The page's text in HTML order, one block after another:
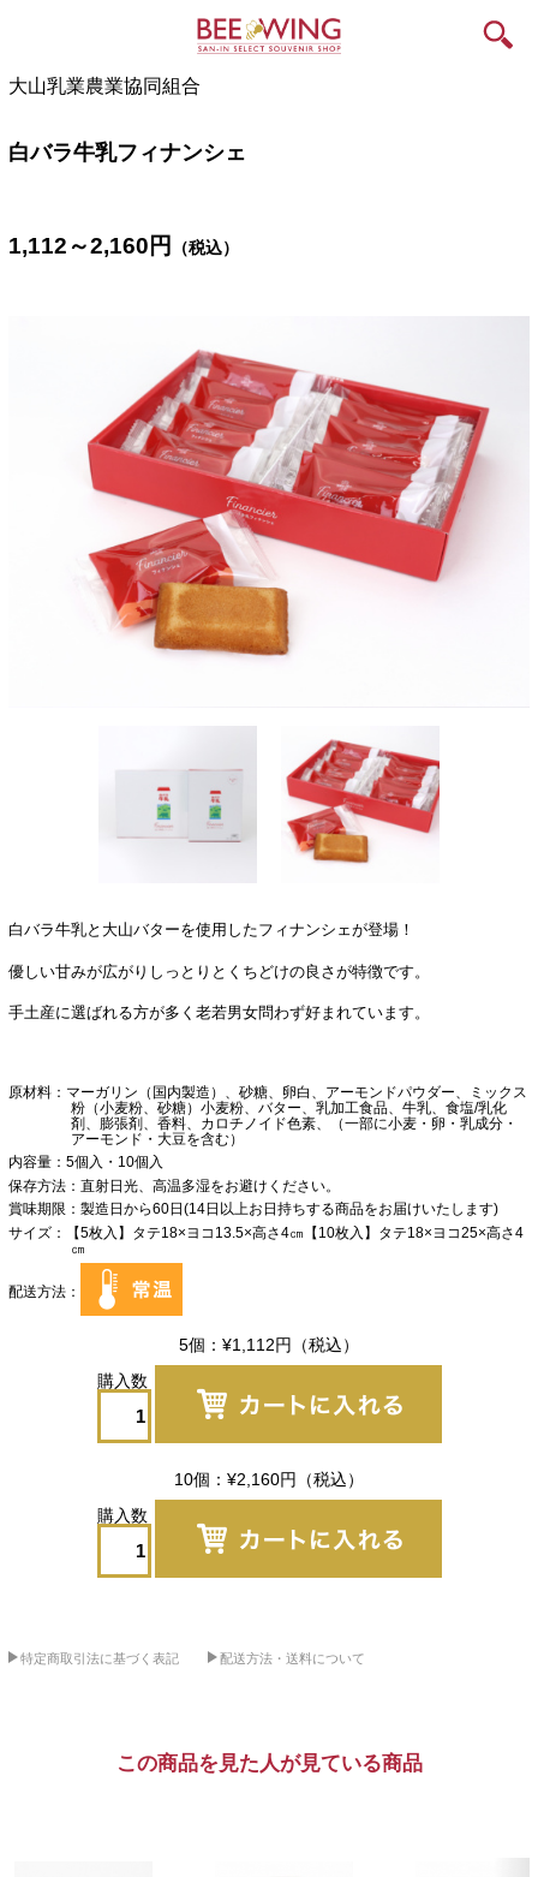
大山乳業農業協同組合
白バラ牛乳フィナンシェ
1,112～2,160 円
白バラ牛乳と大山バターを使用したフィナンシェが登場！
優しい甘みが広がりしっとりとくちどけの良さが特徴です。
手土産に選ばれる方が多く老若男女問わず好まれています。
原材料
マーガリン（国内製造）、砂糖、卵白、アーモンドパウダー、ミックス
粉（小麦粉、砂糖）小麦粉、バター、乳加工食品、牛乳、食塩/乳化
剤、膨張剤、香料、カロチノイド色素、（一部に小麦・卵・乳成分・
アーモンド・大豆を含む）
内容量
5個入・10個入
保存方法
直射日光、高温多湿をお避けください。
賞味期限
製造日から60日(14日以上お日持ちする商品をお届けいたします)
サイズ
【5枚入】タテ18×ヨコ13.5×高さ4㎝【10枚入】タテ18×ヨコ25×高さ4
㎝
配送方法
5個 ¥1,112円 （税込）
10個 ¥2,160円 （税込）
特定商取引法に基づく表記 配送方法・送料について
この商品を見た人が見ている商品